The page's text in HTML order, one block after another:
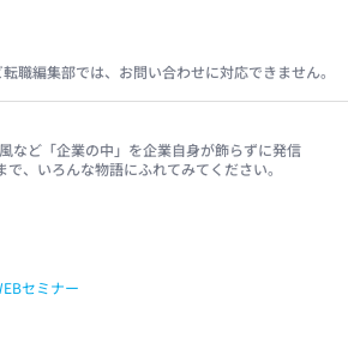
職編集部では、お問い合わせに対応できません。
など「企業の中」を企業自身が飾らずに発信
、いろんな物語にふれてみてください。
セミナー